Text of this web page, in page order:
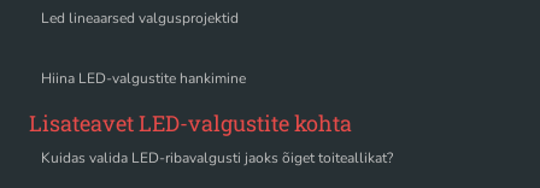
Led lineaarsed valgusprojektid
Hiina LED-valgustite hankimine
Lisateavet LED-valgustite kohta
Kuidas valida LED-ribavalgusti jaoks õiget toiteallikat?